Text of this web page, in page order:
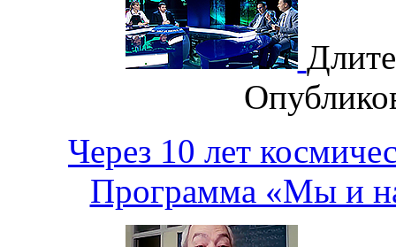
Через 10 лет
Программа «Мы и